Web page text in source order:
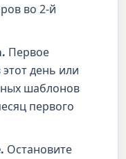
во 2-й
Первое
день или
шаблонов
первого
Остановите